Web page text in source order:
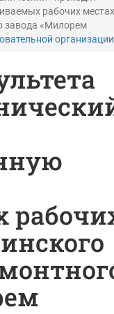
рабочих местах
завода «Милорем